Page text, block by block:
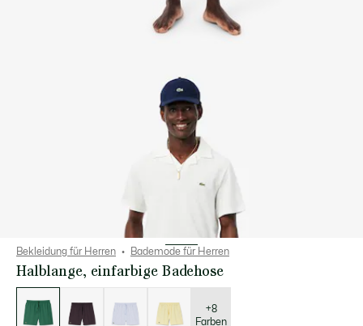
Bekleidung für Herren Bademode für Herren
Halblange, einfarbige Badehose
der
Varianten
+8
Farben